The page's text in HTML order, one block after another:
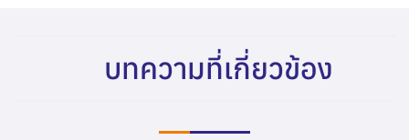
บทความที่เกี่ยวข้อง